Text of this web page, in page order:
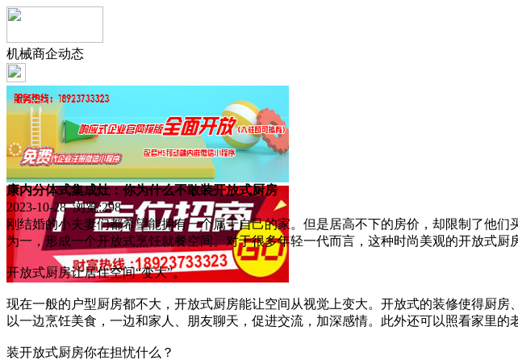
机械商企动态
康内分体式集成灶：你为什么不敢装开放式厨房
2023-10-28 浏览:298
刚结婚的小夫妻们都希望能拥有一个属于自己的家。但是居高不下的房价，却限制了他
为一，形成一个开放式烹饪就餐空间。对于很多年轻一代而言，这种时尚美观的开放式厨
开放式厨房让居住空间“变大”。
现在一般的户型厨房都不大，开放式厨房能让空间从视觉上变大。开放式的装修使得厨
以一边烹饪美食，一边和家人、朋友聊天，促进交流，加深感情。此外还可以照看家里的
装开放式厨房你在担忧什么？